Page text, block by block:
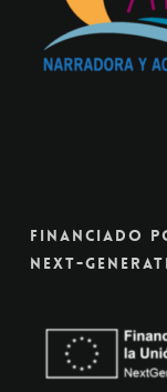
Financiado
Next-